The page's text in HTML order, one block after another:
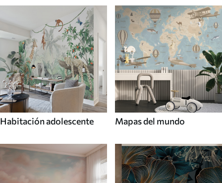
Habitación adolescente Mapas del mundo